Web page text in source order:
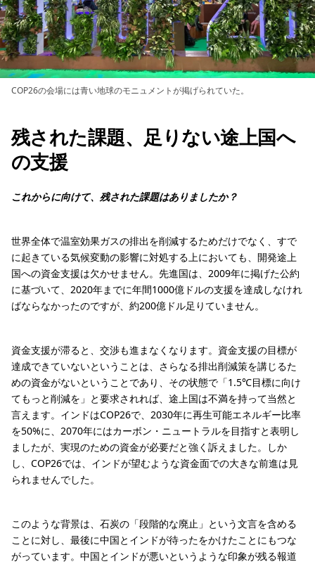
COP26の会場には青い地球のモニュメントが掲げられていた。
残された課題、足りない途上国へ
の支援
これからに向けて、残された課題はありましたか？
世界全体で温室効果ガスの排出を削減するためだけでなく、すで
に起きている気候変動の影響に対処する上においても、開発途上
国への資金支援は欠かせません。先進国は、2009年に掲げた公約
に基づいて、2020年までに年間1000億ドルの支援を達成しなけれ
ばならなかったのですが、約200億ドル足りていません。
資金支援が滞ると、交渉も進まなくなります。資金支援の目標が
達成できていないということは、さらなる排出削減策を講じるた
めの資金がないということであり、その状態で「1.5℃目標に向け
てもっと削減を」と要求されれば、途上国は不満を持って当然と
言えます。インドはCOP26で、2030年に再生可能エネルギー比率
を50%に、2070年にはカーボン・ニュートラルを目指すと表明し
ましたが、実現のための資金が必要だと強く訴えました。しか
し、COP26では、インドが望むような資金面での大きな前進は見
られませんでした。
このような背景は、石炭の「段階的な廃止」という文言を含める
ことに対し、最後に中国とインドが待ったをかけたことにもつな
がっています。中国とインドが悪いというような印象が残る報道